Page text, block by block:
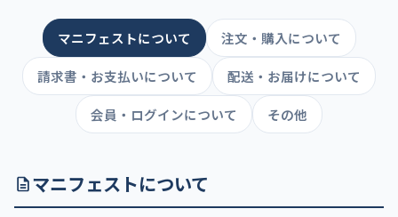
マニフェストについて 注文・購入について
請求書・お支払いについて 配送・お届けについて
会員・ログインについて その他
マニフェストについて